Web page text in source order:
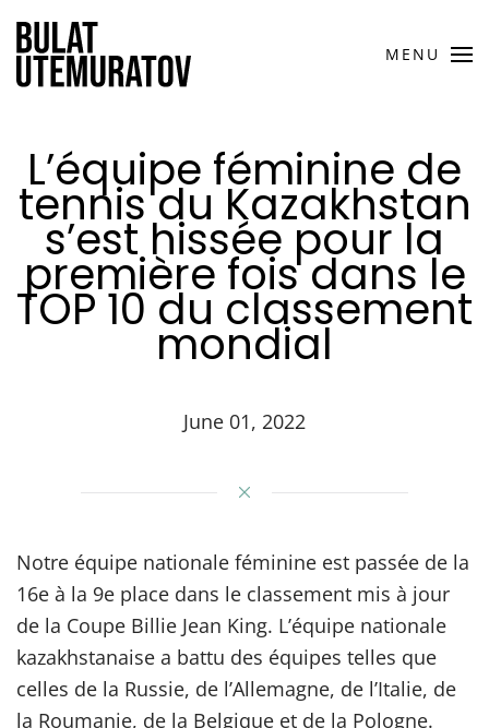
MENU
L’équipe féminine de
tennis du Kazakhstan
s’est hissée pour la
première fois dans le
TOP 10 du classement
mondial
June 01, 2022
Notre équipe nationale féminine est passée de la
16e à la 9e place dans le classement mis à jour
de la Coupe Billie Jean King. L’équipe nationale
kazakhstanaise a battu des équipes telles que
celles de la Russie, de l’Allemagne, de l’Italie, de
la Roumanie, de la Belgique et de la Pologne.